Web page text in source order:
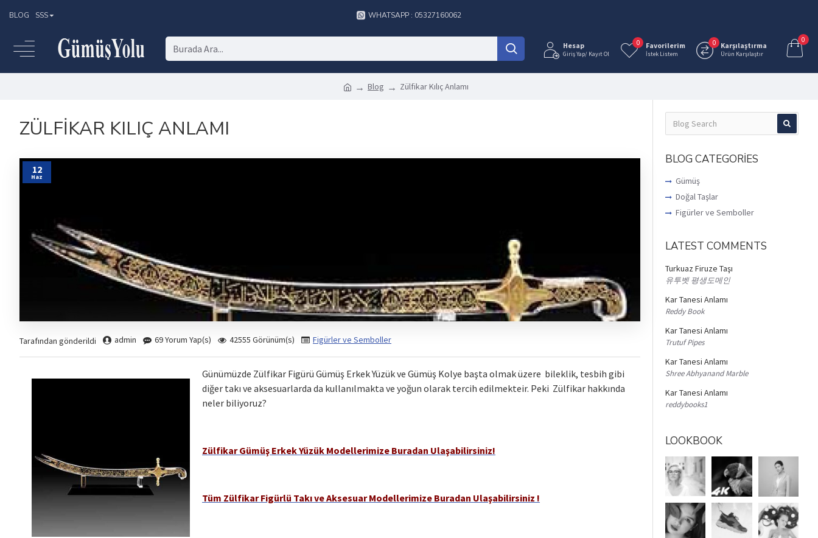
BLOG SSS WHATSAPP : 05327160062
Hesap
Giriş Yap/ Kayıt Ol
Favorilerim
İstek Listem
0 Karşılaştırma
Ürün Karşılaştır
0 0
Blog Zülfikar Kılıç Anlamı
ZÜLFIKAR KILIÇ ANLAMI
12
Haz
Tarafından gönderildi admin 69 Yorum Yap(s) 42555 Görünüm(s) Figürler ve Semboller
Günümüzde Zülfikar Figürü Gümüş Erkek Yüzük ve Gümüş Kolye başta olmak üzere bileklik, tesbih gibi
diğer takı ve aksesuarlarda da kullanılmakta ve yoğun olarak tercih edilmekteir. Peki Zülfikar hakkında
neler biliyoruz?
Zülfikar Gümüş Erkek Yüzük Modellerimize Buradan Ulaşabilirsiniz!
Tüm Zülfikar Figürlü Takı ve Aksesuar Modellerimize Buradan Ulaşabilirsiniz !
BLOG CATEGORIES
Gümüş
Doğal Taşlar
Figürler ve Semboller
LATEST COMMENTS
Turkuaz Firuze Taşı
유투벳 평생도메인
Kar Tanesi Anlamı
Reddy Book
Kar Tanesi Anlamı
Trutuf Pipes
Kar Tanesi Anlamı
Shree Abhyanand Marble
Kar Tanesi Anlamı
reddybooks1
LOOKBOOK